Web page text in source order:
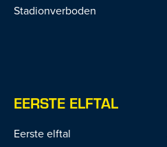
Stadionverboden
EERSTE ELFTAL
Eerste elftal